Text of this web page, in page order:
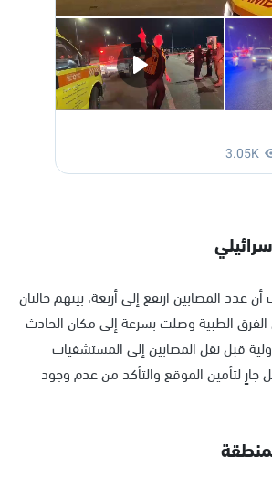
عدد المصابين ارتفع إلى أربعة، بينهم حالتان
الفرق الطبية وصلت بسرعة إلى مكان الحادث
قبل نقل المصابين إلى المستشفيات
جارٍ لتأمين الموقع والتأكد من عدم وجود